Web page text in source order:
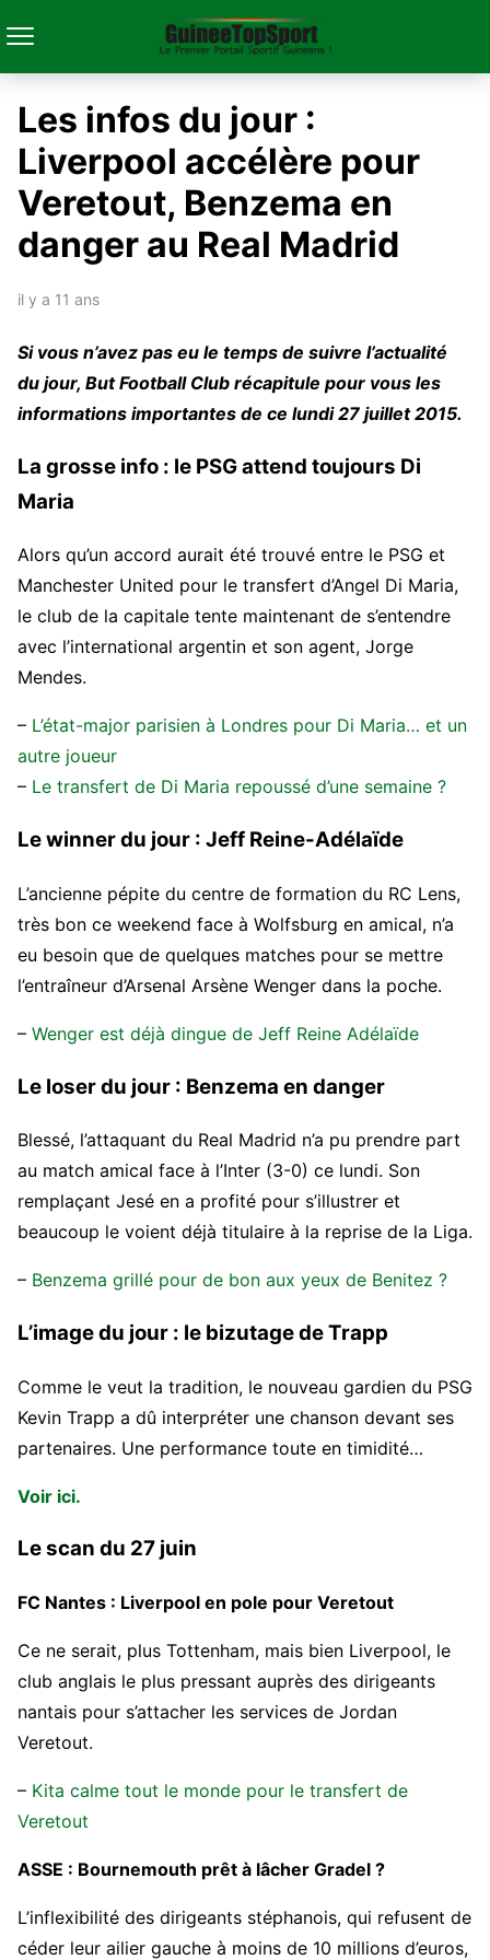
Les infos du jour :
Liverpool accélère pour
Veretout, Benzema en
danger au Real Madrid
il y a 11 ans
Si vous n’avez pas eu le temps de suivre l’actualité
du jour, But Football Club récapitule pour vous les
informations importantes de ce lundi 27 juillet 2015.
La grosse info : le PSG attend toujours Di
Maria
Alors qu’un accord aurait été trouvé entre le PSG et
Manchester United pour le transfert d’Angel Di Maria,
le club de la capitale tente maintenant de s’entendre
avec l’international argentin et son agent, Jorge
Mendes.
– L’état-major parisien à Londres pour Di Maria… et un
autre joueur
– Le transfert de Di Maria repoussé d’une semaine ?
Le winner du jour : Jeff Reine-Adélaïde
L’ancienne pépite du centre de formation du RC Lens,
très bon ce weekend face à Wolfsburg en amical, n’a
eu besoin que de quelques matches pour se mettre
l’entraîneur d’Arsenal Arsène Wenger dans la poche.
– Wenger est déjà dingue de Jeff Reine Adélaïde
Le loser du jour : Benzema en danger
Blessé, l’attaquant du Real Madrid n’a pu prendre part
au match amical face à l’Inter (3-0) ce lundi. Son
remplaçant Jesé en a profité pour s’illustrer et
beaucoup le voient déjà titulaire à la reprise de la Liga.
– Benzema grillé pour de bon aux yeux de Benitez ?
L’image du jour : le bizutage de Trapp
Comme le veut la tradition, le nouveau gardien du PSG
Kevin Trapp a dû interpréter une chanson devant ses
partenaires. Une performance toute en timidité…
Voir ici.
Le scan du 27 juin
FC Nantes : Liverpool en pole pour Veretout
Ce ne serait, plus Tottenham, mais bien Liverpool, le
club anglais le plus pressant auprès des dirigeants
nantais pour s’attacher les services de Jordan
Veretout.
– Kita calme tout le monde pour le transfert de
Veretout
ASSE : Bournemouth prêt à lâcher Gradel ?
L’inflexibilité des dirigeants stéphanois, qui refusent de
céder leur ailier gauche à moins de 10 millions d’euros,